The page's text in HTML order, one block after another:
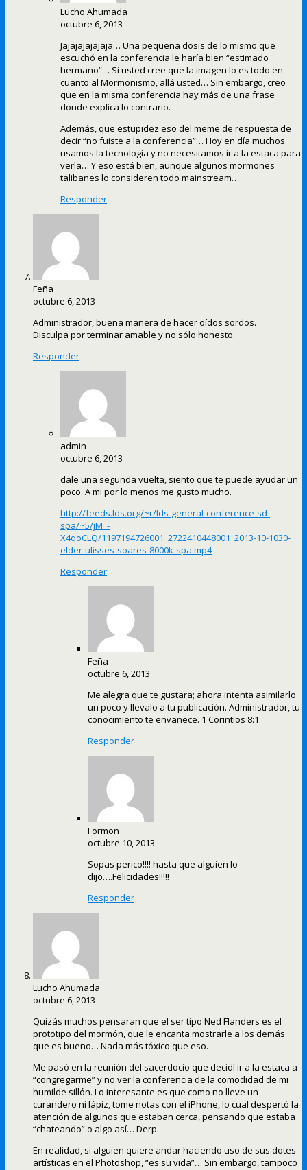
Lucho Ahumada
octubre 6, 2013
Jajajajajajaja… Una pequeña dosis de lo mismo que
escuchó en la conferencia le haría bien “estimado
hermano”… Si usted cree que la imagen lo es todo en
cuanto al Mormonismo, allá usted… Sin embargo, creo
que en la misma conferencia hay más de una frase
donde explica lo contrario.
Además, que estupidez eso del meme de respuesta de
decir “no fuiste a la conferencia”… Hoy en día muchos
usamos la tecnología y no necesitamos ir a la estaca para
verla… Y eso está bien, aunque algunos mormones
talibanes lo consideren todo mainstream…
Responder
Feña
octubre 6, 2013
Administrador, buena manera de hacer oídos sordos.
Disculpa por terminar amable y no sólo honesto.
Responder
admin
octubre 6, 2013
dale una segunda vuelta, siento que te puede ayudar un
poco. A mi por lo menos me gusto mucho.
http://feeds.lds.org/~r/lds-general-conference-sd-
spa/~5/jM_-
X4qoCLQ/1197194726001_2722410448001_2013-10-1030-
elder-ulisses-soares-8000k-spa.mp4
Responder
Feña
octubre 6, 2013
Me alegra que te gustara; ahora intenta asimilarlo
un poco y llevalo a tu publicación. Administrador, tu
conocimiento te envanece. 1 Corintios 8:1
Responder
Formon
octubre 10, 2013
Sopas perico!!!! hasta que alguien lo
dijo….Felicidades!!!!!
Responder
Lucho Ahumada
octubre 6, 2013
Quizás muchos pensaran que el ser tipo Ned Flanders es el
prototipo del mormón, que le encanta mostrarle a los demás
que es bueno… Nada más tóxico que eso.
Me pasó en la reunión del sacerdocio que decidí ir a la estaca a
“congregarme” y no ver la conferencia de la comodidad de mi
humilde sillón. Lo interesante es que como no lleve un
curandero ni lápiz, tome notas con el iPhone, lo cual despertó la
atención de algunos que estaban cerca, pensando que estaba
“chateando” o algo así… Derp.
En realidad, si alguien quiere andar haciendo uso de sus dotes
artísticas en el Photoshop, “es su vida”… Sin embargo, tampoco